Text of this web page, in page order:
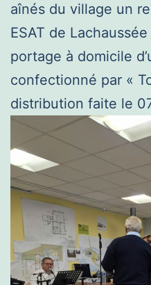
aînés du village un
ESAT de
portage à domicile
confectionné par «
distribution faite le